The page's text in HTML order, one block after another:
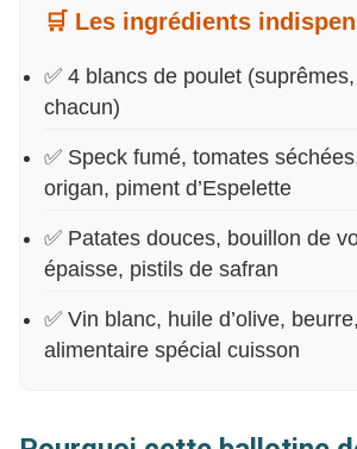
🛒 Les ingrédients
✅ 4 blancs de poulet
chacun)
✅ Speck fumé, tomates
origan, piment d’Espelette
✅ Patates douces, bouillon de
épaisse, pistils de safran
✅ Vin blanc, huile d’olive,
alimentaire spécial cuisson